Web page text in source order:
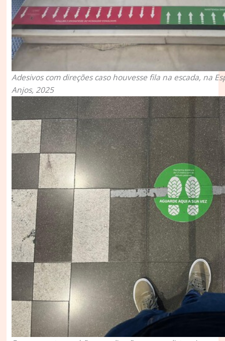
Adesivos com direções caso houvesse fila na escada, na
Anjos, 2025